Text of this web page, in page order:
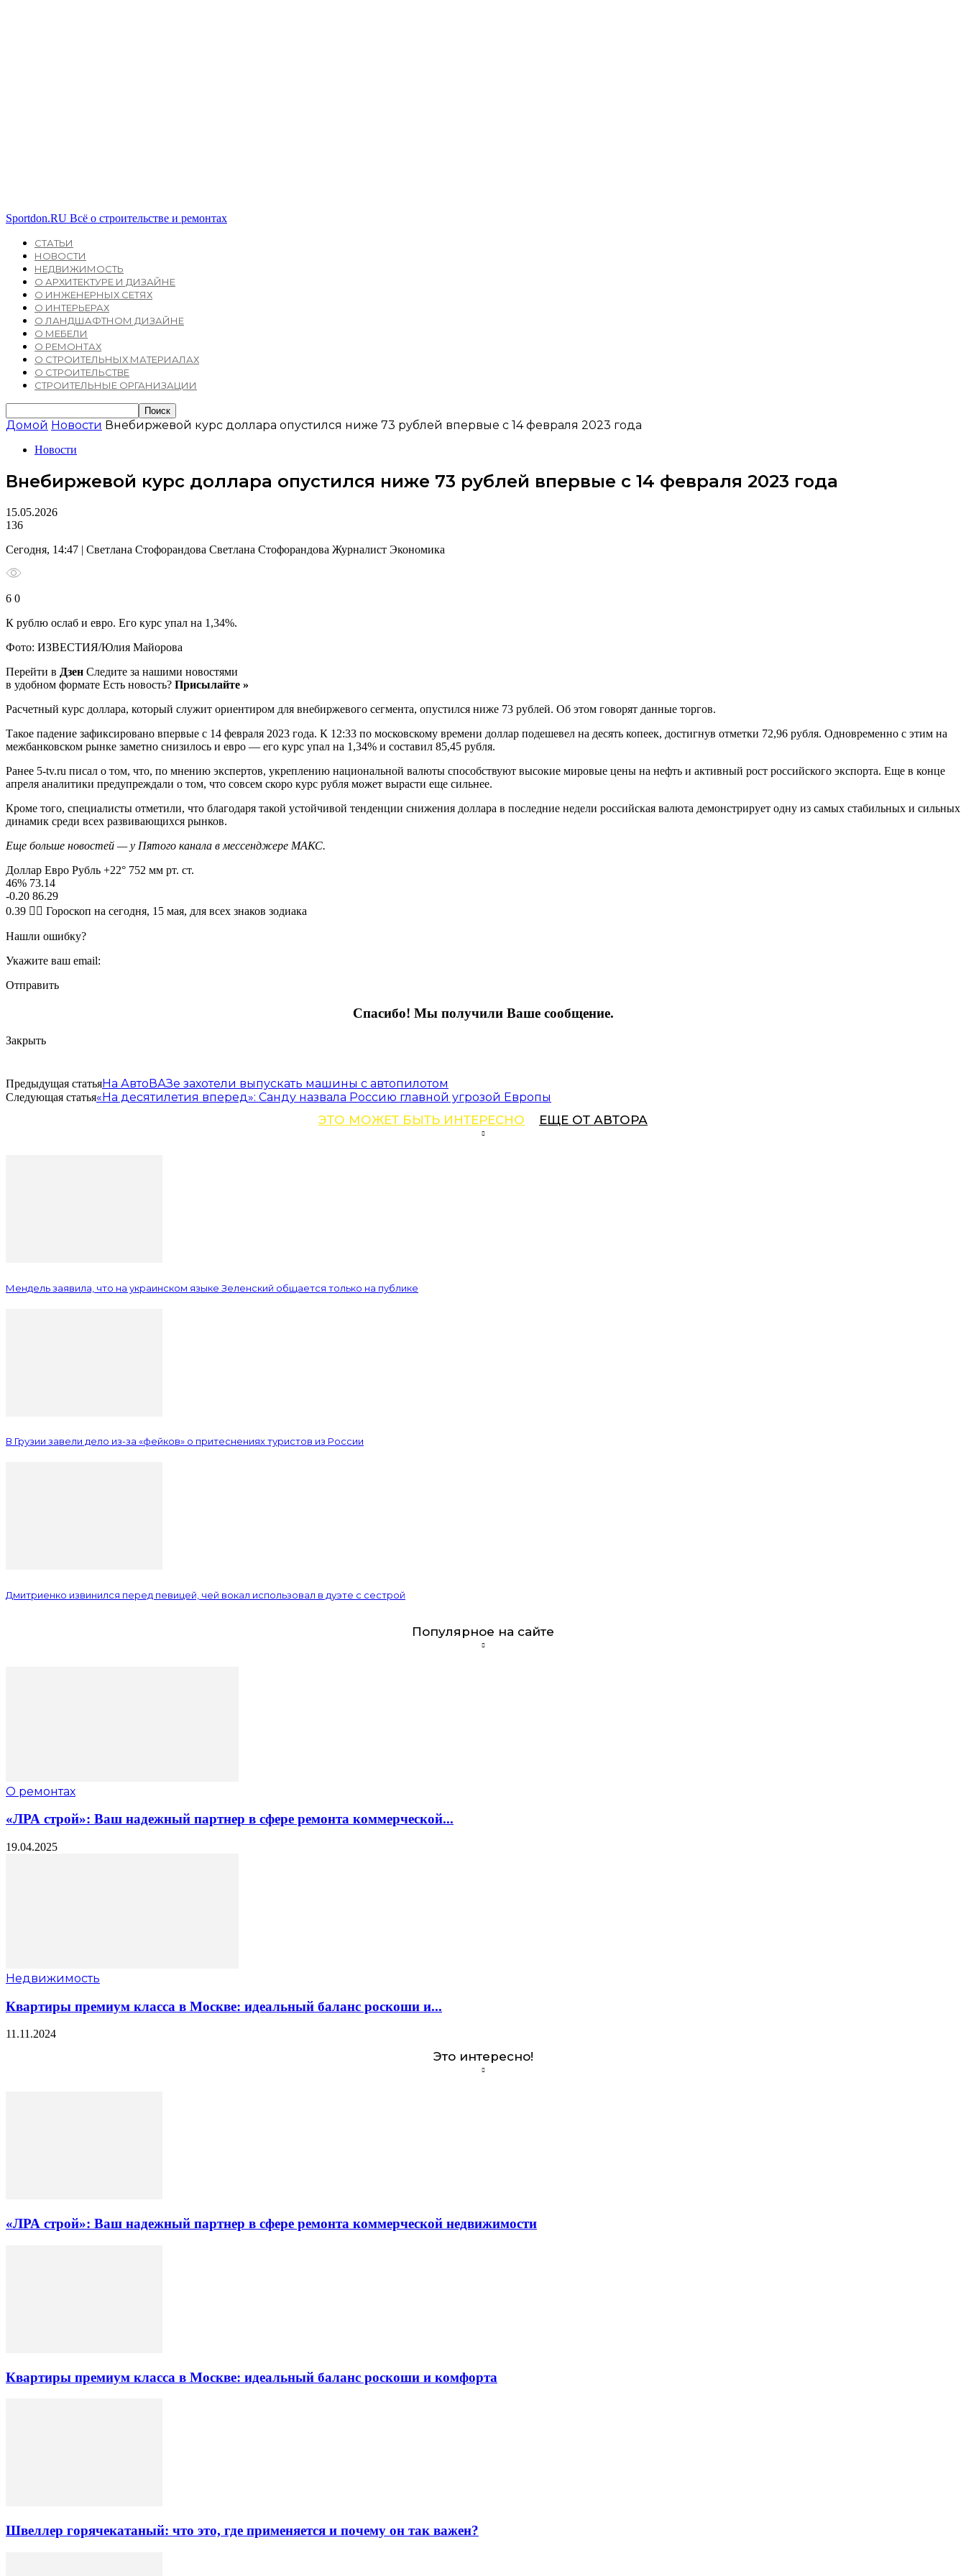
Sportdon.RU Всё о строительстве и ремонтах
СТАТЬИ
НОВОСТИ
НЕДВИЖИМОСТЬ
О АРХИТЕКТУРЕ И ДИЗАЙНЕ
О ИНЖЕНЕРНЫХ СЕТЯХ
О ИНТЕРЬЕРАХ
О ЛАНДШАФТНОМ ДИЗАЙНЕ
О МЕБЕЛИ
О РЕМОНТАХ
О СТРОИТЕЛЬНЫХ МАТЕРИАЛАХ
О СТРОИТЕЛЬСТВЕ
СТРОИТЕЛЬНЫЕ ОРГАНИЗАЦИИ
Домой Новости Внебиржевой курс доллара опустился ниже 73 рублей впервые с 14 февраля 2023 года
Новости
Внебиржевой курс доллара опустился ниже 73 рублей впервые с 14 февраля 2023 года
15.05.2026
136
Сегодня, 14:47 | Светлана Стофорандова Светлана Стофорандова Журналист Экономика
6 0
К рублю ослаб и евро. Его курс упал на 1,34%.
Фото: ИЗВЕСТИЯ/Юлия Майорова
Перейти в Дзен Следите за нашими новостями
в удобном формате Есть новость? Присылайте »
Расчетный курс доллара, который служит ориентиром для внебиржевого сегмента, опустился ниже 73 рублей. Об этом говорят данные торгов.
Такое падение зафиксировано впервые с 14 февраля 2023 года. К 12:33 по московскому времени доллар подешевел на десять копеек, достигнув отметки 72,96 рубля. Одновременно с этим на
межбанковском рынке заметно снизилось и евро — его курс упал на 1,34% и составил 85,45 рубля.
Ранее 5-tv.ru писал о том, что, по мнению экспертов, укреплению национальной валюты способствуют высокие мировые цены на нефть и активный рост российского экспорта. Еще в конце
апреля аналитики предупреждали о том, что совсем скоро курс рубля может вырасти еще сильнее.
Кроме того, специалисты отметили, что благодаря такой устойчивой тенденции снижения доллара в последние недели российская валюта демонстрирует одну из самых стабильных и сильных
динамик среди всех развивающихся рынков.
Еще больше новостей — у Пятого канала в мессенджере МАКС.
Доллар Евро Рубль +22° 752 мм рт. ст.
46% 73.14
-0.20 86.29
0.39 🧙‍♀ Гороскоп на сегодня, 15 мая, для всех знаков зодиака
Нашли ошибку?
Укажите ваш email:
Отправить
Спасибо! Мы получили Ваше сообщение.
Закрыть
Предыдущая статьяНа АвтоВАЗе захотели выпускать машины с автопилотом
Следующая статья«На десятилетия вперед»: Санду назвала Россию главной угрозой Европы
ЭТО МОЖЕТ БЫТЬ ИНТЕРЕСНО ЕЩЕ ОТ АВТОРА
Мендель заявила, что на украинском языке Зеленский общается только на публике
В Грузии завели дело из-за «фейков» о притеснениях туристов из России
Дмитриенко извинился перед певицей, чей вокал использовал в дуэте с сестрой
Популярное на сайте
О ремонтах
«ЛРА строй»: Ваш надежный партнер в сфере ремонта коммерческой...
19.04.2025
Недвижимость
Квартиры премиум класса в Москве: идеальный баланс роскоши и...
11.11.2024
Это интересно!
«ЛРА строй»: Ваш надежный партнер в сфере ремонта коммерческой недвижимости
Квартиры премиум класса в Москве: идеальный баланс роскоши и комфорта
Швеллер горячекатаный: что это, где применяется и почему он так важен?